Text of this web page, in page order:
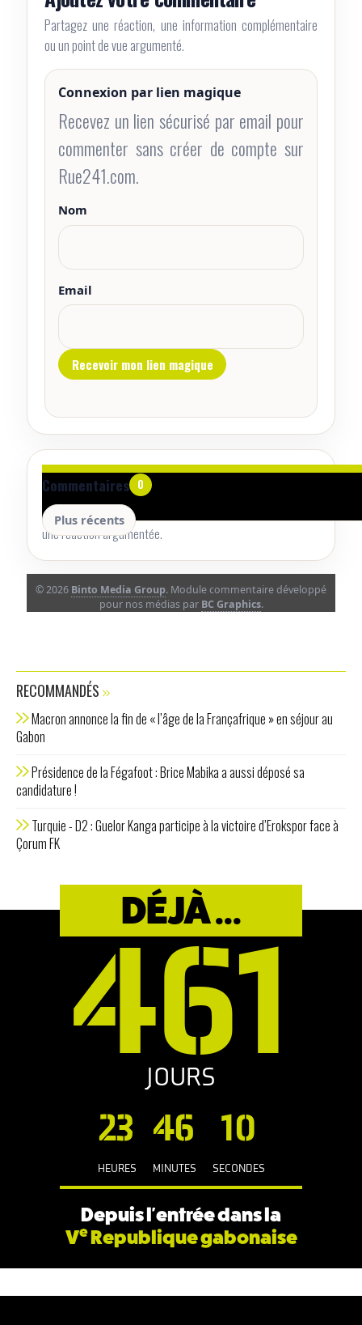
Partagez une réaction, une information complémentaire
ou un point de vue argumenté.
Connexion par lien magique
Recevez un lien sécurisé par email pour
commenter sans créer de compte sur
Rue241.com.
Nom
Email
Commentaires 0
Plus récents
Aucun commentaire pour le moment.
Lancez la conversation avec un retour utile, une précision ou
une réaction argumentée.
© 2026 Binto Media Group. Module commentaire développé
pour nos médias par BC Graphics.
RECOMMANDÉS
Macron annonce la fin de « l’âge de la Françafrique » en séjour au
Gabon
Présidence de la Fégafoot : Brice Mabika a aussi déposé sa
candidature !
Turquie - D2 : Guelor Kanga participe à la victoire d’Erokspor face à
Çorum FK
DÉJÀ ...
461
JOURS
23
HEURES
46
MINUTES
11
SECONDES
Depuis l'entrée dans la
VeRepublique gabonaise